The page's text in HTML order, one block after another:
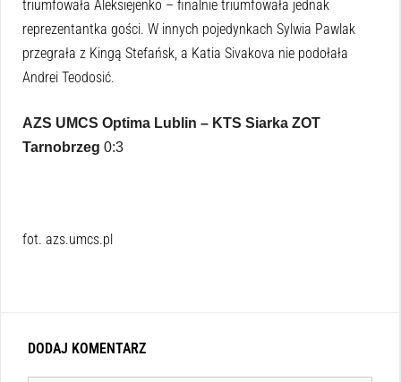
triumfowała Aleksiejenko – finalnie triumfowała jednak
reprezentantka gości. W innych pojedynkach Sylwia Pawlak
przegrała z Kingą Stefańsk, a Katia Sivakova nie podołała
Andrei Teodosić.
AZS UMCS Optima Lublin – KTS Siarka ZOT
Tarnobrzeg 0:3
fot. azs.umcs.pl
DODAJ KOMENTARZ